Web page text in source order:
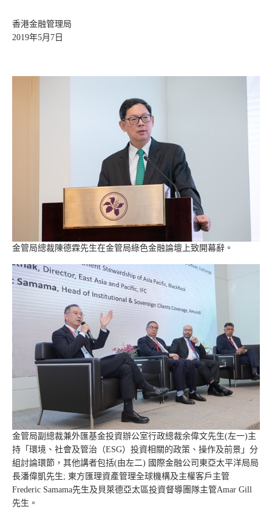
香港金融管理局
2019年5月7日
金管局總裁陳德霖先生在金管局綠色金融論壇上致開幕辭。
金管局副總裁兼外匯基金投資辦公室行政總裁余偉文先生(左一)主
持「環境、社會及管治（ESG）投資相關的政策、操作及前景」分
組討論環節，其他講者包括(由左二) 國際金融公司東亞太平洋局局
長潘偉凱先生; 東方匯理資產管理全球機構及主權客戶主管
Frederic Samama先生及貝萊德亞太區投資督導團隊主管Amar Gill
先生。